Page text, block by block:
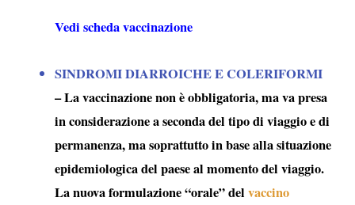
Vedi scheda vaccinazione
SINDROMI DIARROICHE E COLERIFORMI
– La vaccinazione non è obbligatoria, ma va presa
in considerazione a seconda del tipo di viaggio e di
permanenza, ma soprattutto in base alla situazione
epidemiologica del paese al momento del viaggio.
La nuova formulazione “orale” del vaccino